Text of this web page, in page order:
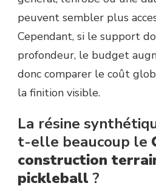
peuvent sembler plus
Cependant, si le support
profondeur, le budget
donc comparer le coût
la finition visible.
La résine
t-elle beaucoup le
construction
pickleball ?